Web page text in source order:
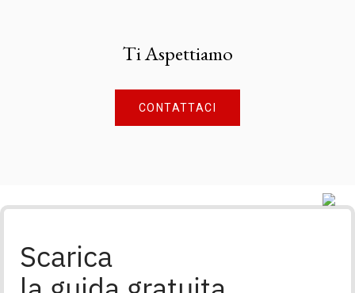
Ti Aspettiamo
CONTATTACI
Scarica